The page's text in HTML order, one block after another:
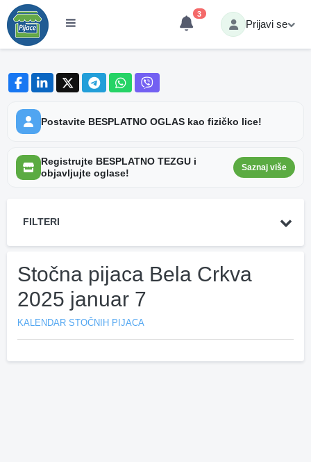
3
Prijavi se
Postavite BESPLATNO OGLAS kao fizičko lice!
Registrujte BESPLATNO TEZGU i
objavljujte oglase!
Saznaj više
FILTERI
Stočna pijaca Bela Crkva
2025 januar 7
KALENDAR STOČNIH PIJACA